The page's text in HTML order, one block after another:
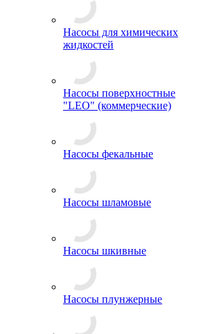
Насосы для химических
жидкостей
Насосы поверхностные
"LEO" (коммерческие)
Насосы фекальные
Насосы шламовые
Насосы шкивные
Насосы плунжерные